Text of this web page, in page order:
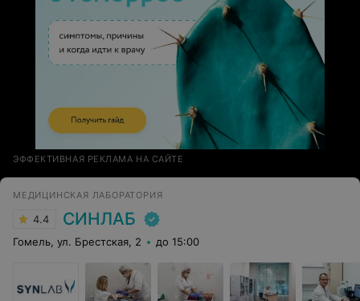
ЭФФЕКТИВНАЯ РЕКЛАМА НА САЙТЕ
МЕДИЦИНСКАЯ ЛАБОРАТОРИЯ
4.4 СИНЛАБ
Гомель, ул. Брестская, 2 до 15:00